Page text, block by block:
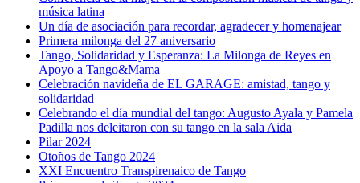
música latina
Un día de asociación para recordar, agradecer y homenajear
Primera milonga del 27 aniversario
Tango, Solidaridad y Esperanza: La Milonga de Reyes en
Apoyo a Tango&Mama
Celebración navideña de EL GARAGE: amistad, tango y
solidaridad
Celebrando el día mundial del tango: Augusto Ayala y Pamela
Padilla nos deleitaron con su tango en la sala Aida
Pilar 2024
Otoños de Tango 2024
XXI Encuentro Transpirenaico de Tango